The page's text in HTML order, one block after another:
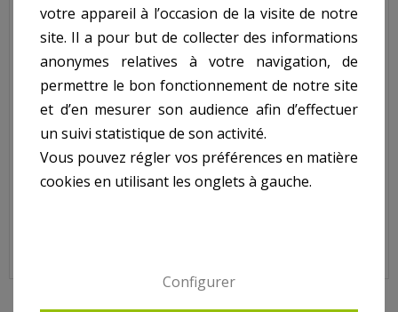
Joint adhésif premium skimmer COFIES grande meurtrière.
N°9 sur le shema.
votre appareil à l’occasion de la visite de notre
site. Il a pour but de collecter des informations
anonymes relatives à votre navigation, de
permettre le bon fonctionnement de notre site
et d’en mesurer son audience afin d’effectuer
un suivi statistique de son activité.
Vous pouvez régler vos préférences en matière
cookies en utilisant les onglets à gauche.
Configurer